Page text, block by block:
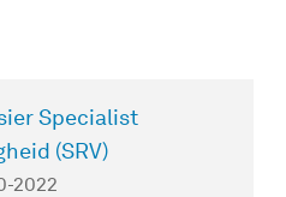
Specialist
(SRV)
2022